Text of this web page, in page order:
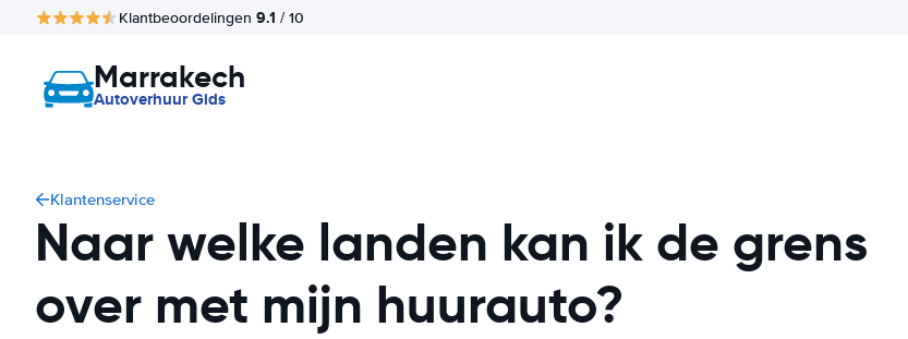
Klantbeoordelingen 9.1 / 10
Marrakech
Autoverhuur Gids
Klantenservice
Naar welke landen kan ik de grens
over met mijn huurauto?